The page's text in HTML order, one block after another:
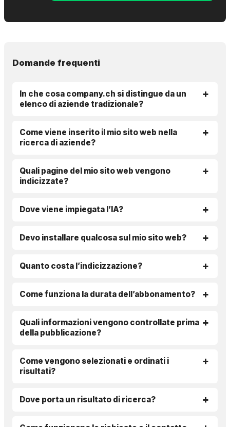
Domande frequenti
In che cosa company.ch si distingue da un
elenco di aziende tradizionale?
Come viene inserito il mio sito web nella
ricerca di aziende?
Quali pagine del mio sito web vengono
indicizzate?
Dove viene impiegata l’IA?
Devo installare qualcosa sul mio sito web?
Quanto costa l’indicizzazione?
Come funziona la durata dell’abbonamento?
Quali informazioni vengono controllate prima
della pubblicazione?
Come vengono selezionati e ordinati i
risultati?
Dove porta un risultato di ricerca?